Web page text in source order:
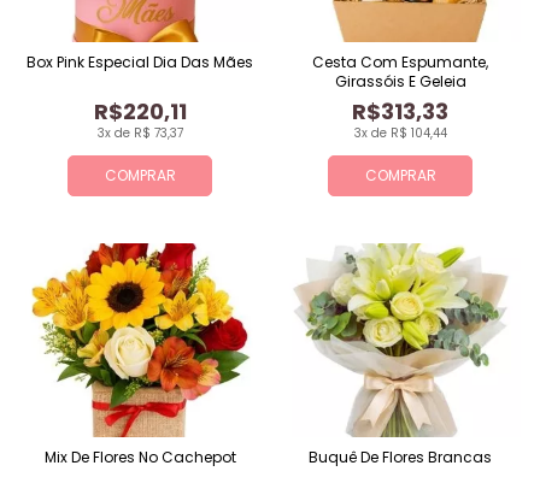
COMPRAR
3x de R$ 73,37
R$220,11
Box Pink Especial Dia Das Mães
COMPRAR
3x de R$ 104,44
R$313,33
Cesta Com Espumante,
Girassóis E Geleia
Mix De Flores No Cachepot Buquê De Flores Brancas